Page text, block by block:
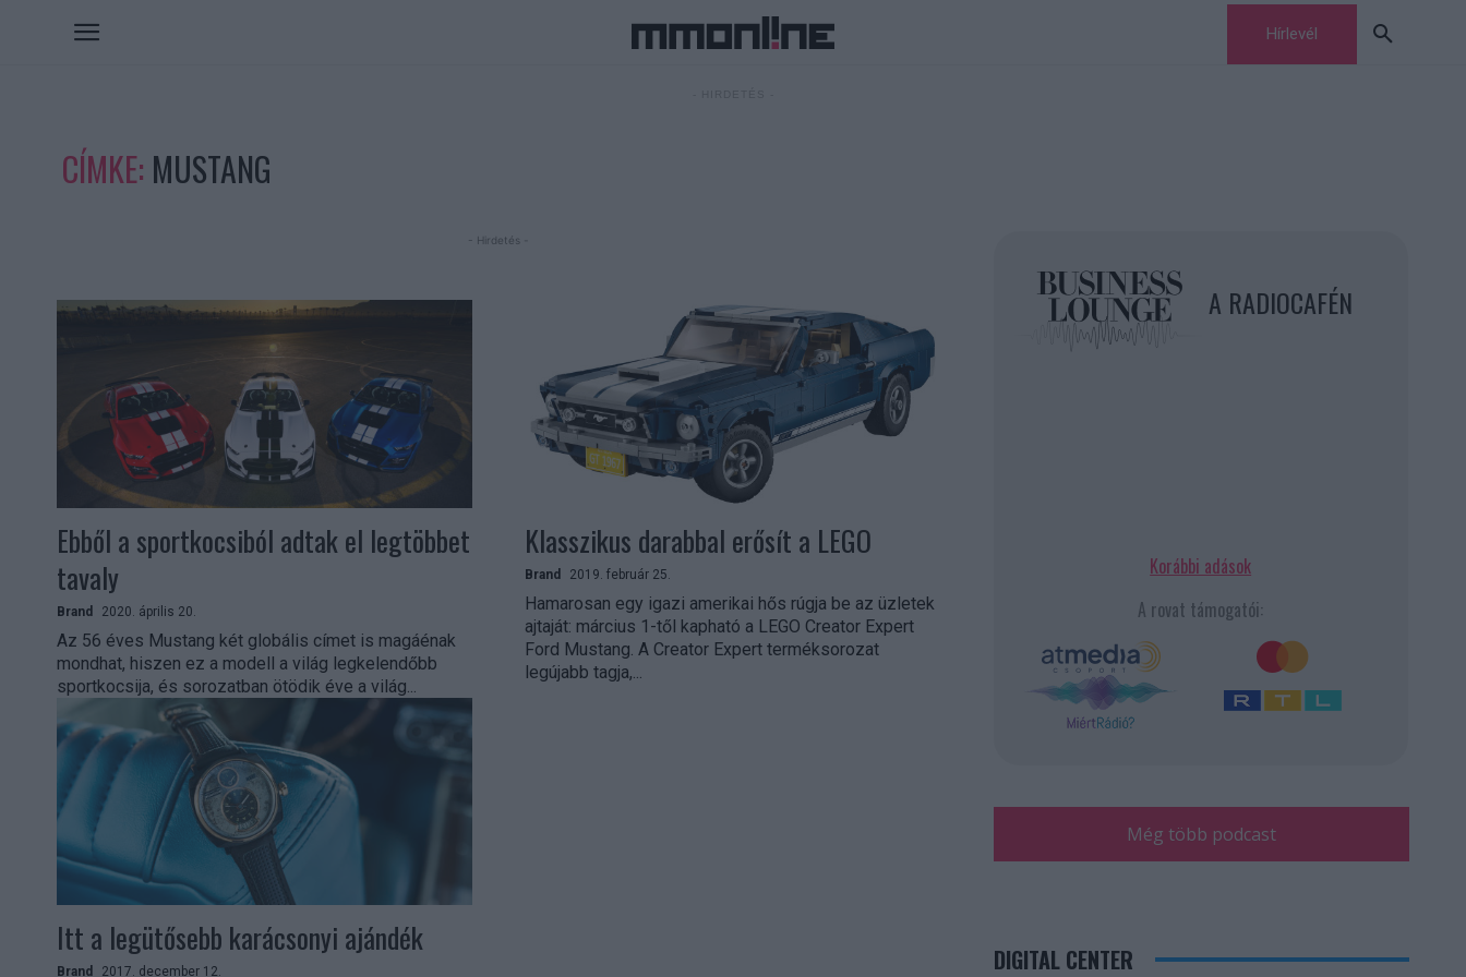
Hírlevél
CÍMKE: MUSTANG
- Hirdetés -
Ebből a sportkocsiból adtak el legtöbbet
tavaly
Brand 2020. április 20.
Az 56 éves Mustang két globális címet is magáénak
mondhat, hiszen ez a modell a világ legkelendőbb
sportkocsija, és sorozatban ötödik éve a világ...
Klasszikus darabbal erősít a LEGO
Brand 2019. február 25.
Hamarosan egy igazi amerikai hős rúgja be az üzletek
ajtaját: március 1-től kapható a LEGO Creator Expert
Ford Mustang. A Creator Expert terméksorozat
legújabb tagja,...
Itt a legütősebb karácsonyi ajándék
Brand 2017. december 12.
A RADIOCAFÉN
Korábbi adások
A rovat támogatói:
Még több podcast
DIGITAL CENTER